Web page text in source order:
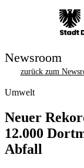
Newsroom
zurück zum
Umwelt
Neuer
12.000
Abfall